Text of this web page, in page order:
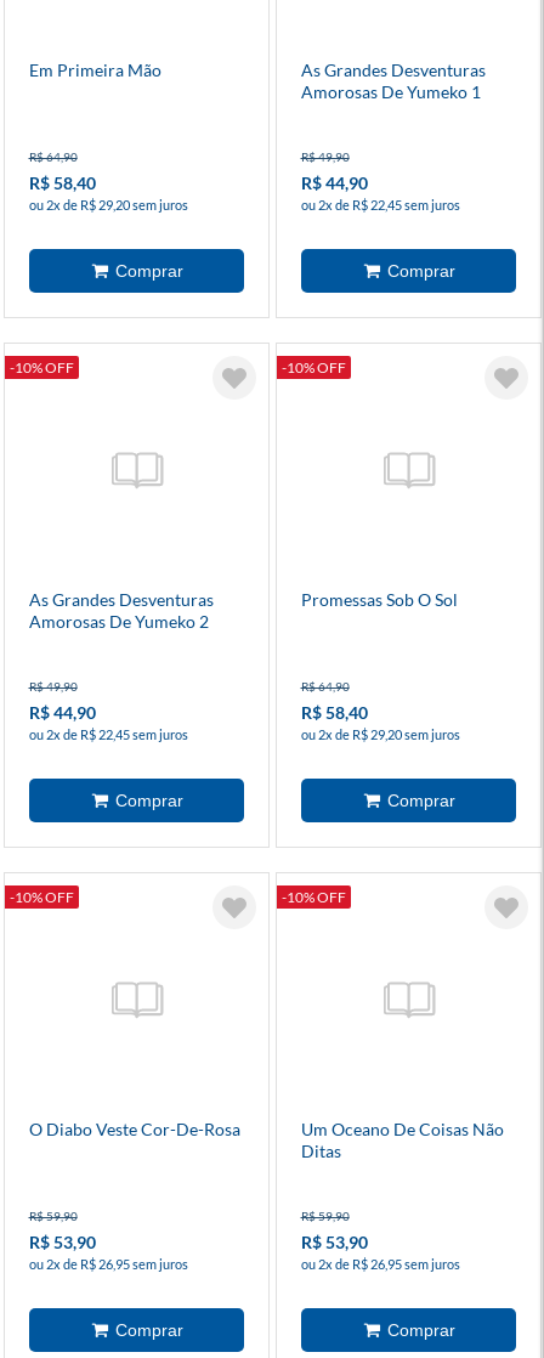
Em Primeira Mão
R$ 64,90
R$ 58,40
ou 2x de R$ 29,20 sem juros
As Grandes Desventuras
Amorosas De Yumeko 1
R$ 49,90
R$ 44,90
ou 2x de R$ 22,45 sem juros
-10% OFF
As Grandes Desventuras
Amorosas De Yumeko 2
R$ 49,90
R$ 44,90
ou 2x de R$ 22,45 sem juros
-10% OFF
Promessas Sob O Sol
R$ 64,90
R$ 58,40
ou 2x de R$ 29,20 sem juros
-10% OFF
O Diabo Veste Cor-De-Rosa
R$ 59,90
R$ 53,90
ou 2x de R$ 26,95 sem juros
-10% OFF
Um Oceano De Coisas Não
Ditas
R$ 59,90
R$ 53,90
ou 2x de R$ 26,95 sem juros